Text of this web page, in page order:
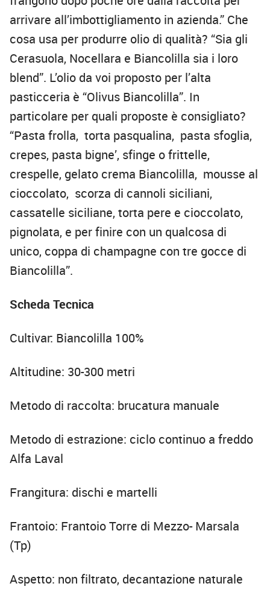
arrivare all’imbottigliamento in azienda.” Che
cosa usa per produrre olio di qualità? “Sia gli
Cerasuola, Nocellara e Biancolilla sia i loro
blend”. L’olio da voi proposto per l’alta
pasticceria è “Olivus Biancolilla”. In
particolare per quali proposte è consigliato?
“Pasta frolla, torta pasqualina, pasta sfoglia,
crepes, pasta bigne’, sfinge o frittelle,
crespelle, gelato crema Biancolilla, mousse al
cioccolato, scorza di cannoli siciliani,
cassatelle siciliane, torta pere e cioccolato,
pignolata, e per finire con un qualcosa di
unico, coppa di champagne con tre gocce di
Biancolilla”.
Scheda Tecnica
Cultivar: Biancolilla 100%
Altitudine: 30-300 metri
Metodo di raccolta: brucatura manuale
Metodo di estrazione: ciclo continuo a freddo
Alfa Laval
Frangitura: dischi e martelli
Frantoio: Frantoio Torre di Mezzo- Marsala
(Tp)
Aspetto: non filtrato, decantazione naturale